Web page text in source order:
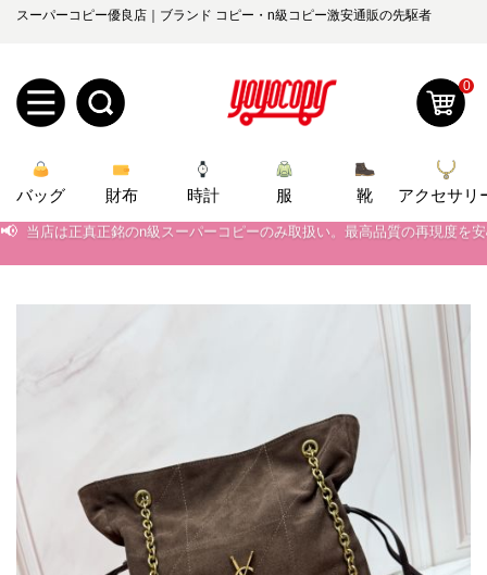
スーパーコピー優良店｜ブランド コピー・n級コピー激安通販の先駆者
規
録
ロ
ー
管
ら
せ2026人気特集
バッグ
ズボン
衣装セット
住まい用品
アクセサリー
ベルト
スカーフ
アイフォーンケ
0
バッグ 財布 時計 服 靴 アクセサリ
📢 当店は正真正銘のn級スーパーコピーのみ取扱い。最高品質の再現度を
当店は正真正銘のn級スーパーコピーのみ取扱い。最高品質の再現度を
2026春の新作続々更新中！期間中のご注文でお得な割引をご利用いただ
新作入荷！ルイ・ヴィトンスーパーコピー バッグ最新モデルが登場。